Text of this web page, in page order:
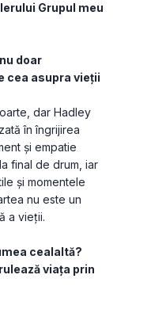
Grupul meu
doar
cea asupra vieții
dar Hadley
în îngrijirea
și empatie
final de drum, iar
și momentele
nu este un
a vieții.
cealaltă?
viața prin